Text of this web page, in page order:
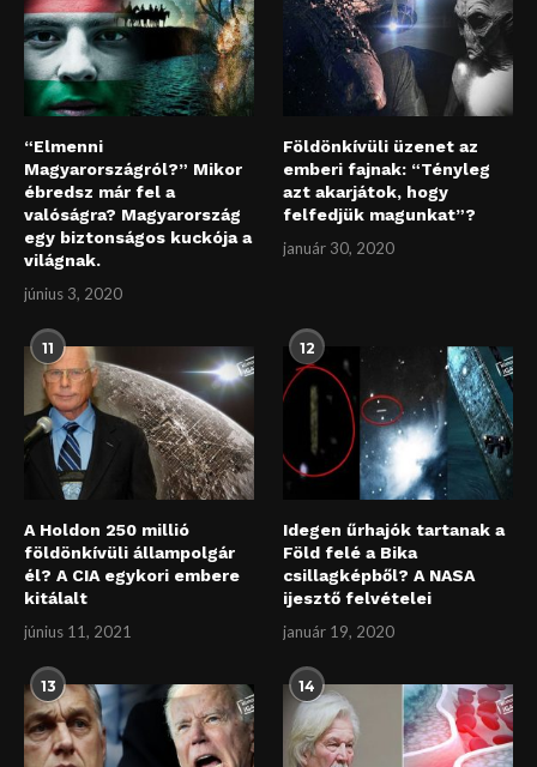
“Elmenni
Magyarországról?” Mikor
ébredsz már fel a
valóságra? Magyarország
egy biztonságos kuckója a
világnak.
június 3, 2020
Földönkívüli üzenet az
emberi fajnak: “Tényleg
azt akarjátok, hogy
felfedjük magunkat”?
január 30, 2020
11
A Holdon 250 millió
földönkívüli állampolgár
él? A CIA egykori embere
kitálalt
június 11, 2021
12
Idegen űrhajók tartanak a
Föld felé a Bika
csillagképből? A NASA
ijesztő felvételei
január 19, 2020
13 14